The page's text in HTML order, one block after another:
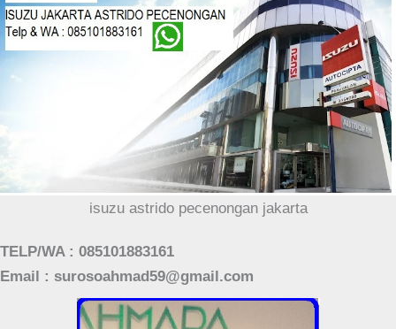
isuzu astrido pecenongan jakarta
TELP/WA : 085101883161
Email : surosoahmad59@gmail.com